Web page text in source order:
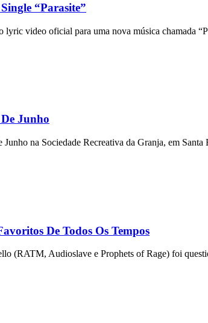
“Parasite”
lyric video oficial para uma nova música chamada
Junho
na Sociedade Recreativa da Granja, em
De Todos Os Tempos
(RATM, Audioslave e Prophets of Rage) foi